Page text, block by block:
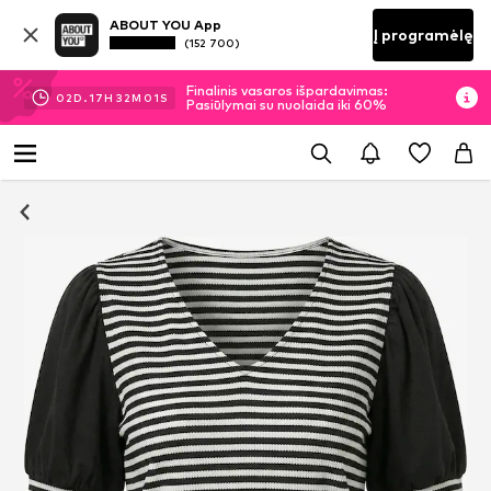
ABOUT YOU App
(152 700) Į programėlę
02D.17H 32M 01 S
Finalinis vasaros išpardavimas:
Pasiūlymai su nuolaida iki 60%